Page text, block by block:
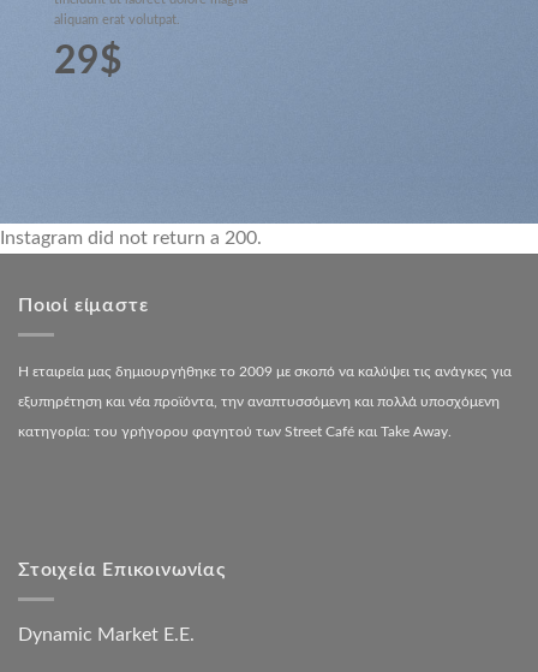
aliquam erat volutpat.
29$
Instagram did not return a 200.
Ποιοί είμαστε
Η εταιρεία μας δημιουργήθηκε το 2009 με σκοπό να καλύψει τις ανάγκες για
εξυπηρέτηση και νέα προϊόντα, την αναπτυσσόμενη και πολλά υποσχόμενη
κατηγορία: του γρήγορου φαγητού των Street Café και Take Away.
Στοιχεία Επικοινωνίας
Dynamic Market Ε.Ε.